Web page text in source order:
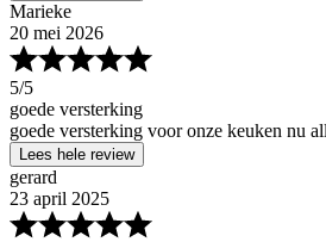
Marieke
20 mei 2026
5/5
goede versterking
goede versterking voor onze keuken nu
Lees hele review
gerard
23 april 2025